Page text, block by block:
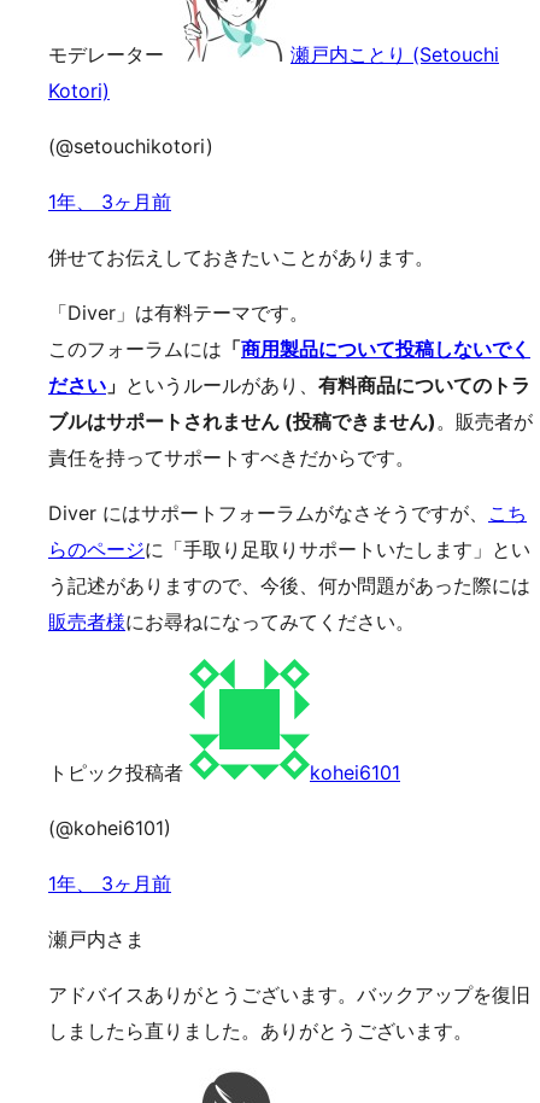
モデレーター
瀬戸内ことり (Setouchi
Kotori)
(@setouchikotori)
1年、 3ヶ月前
併せてお伝えしておきたいことがあります。
「Diver」は有料テーマです。
このフォーラムには 「商用製品について投稿しないでく
ださい 」 というルールがあり、 有料商品についてのトラ
ブルはサポートされません (投稿できません)。販売者が
責任を持ってサポートすべきだからです。
Diver にはサポートフォーラムがなさそうですが、 こち
らのページに「手取り足取りサポートいたします」とい
う記述がありますので、今後、何か問題があった際には
販売者様にお尋ねになってみてください。
トピック投稿者 kohei6101
(@kohei6101)
1年、 3ヶ月前
瀬戸内さま
アドバイスありがとうございます。バックアップを復旧
しましたら直りました。ありがとうございます。